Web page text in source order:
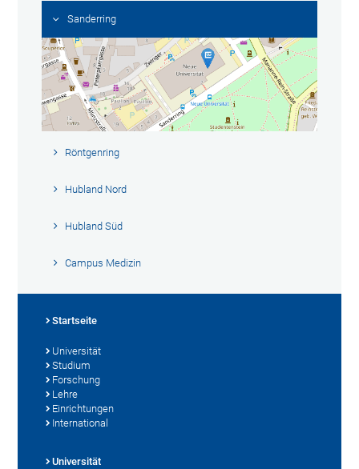
Sanderring
Röntgenring
Hubland Nord
Hubland Süd
Campus Medizin
Startseite
Universität
Studium
Forschung
Lehre
Einrichtungen
International
Universität